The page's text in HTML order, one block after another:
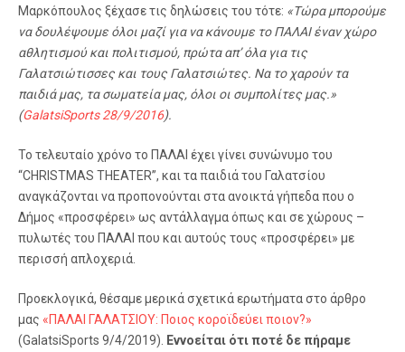
Μαρκόπουλος ξέχασε τις δηλώσεις του τότε: «Τώρα μπορούμε
να δουλέψουμε όλοι μαζί για να κάνουμε το ΠΑΛΑΙ έναν χώρο
αθλητισμού και πολιτισμού, πρώτα απ’ όλα για τις
Γαλατσιώτισσες και τους Γαλατσιώτες. Να το χαρούν τα
παιδιά μας, τα σωματεία μας, όλοι οι συμπολίτες μας.»
(GalatsiSports 28/9/2016).
Το τελευταίο χρόνο το ΠΑΛΑΙ έχει γίνει συνώνυμο του
“CHRISTMAS THEATER”, και τα παιδιά του Γαλατσίου
αναγκάζονται να προπονούνται στα ανοικτά γήπεδα που ο
Δήμος «προσφέρει» ως αντάλλαγμα όπως και σε χώρους –
πυλωτές του ΠΑΛΑΙ που και αυτούς τους «προσφέρει» με
περισσή απλοχεριά.
Προεκλογικά, θέσαμε μερικά σχετικά ερωτήματα στο άρθρο
μας «ΠΑΛΑΙ ΓΑΛΑΤΣΙΟΥ: Ποιος κοροϊδεύει ποιον?»
(GalatsiSports 9/4/2019).
Εννοείται ότι ποτέ δε πήραμε